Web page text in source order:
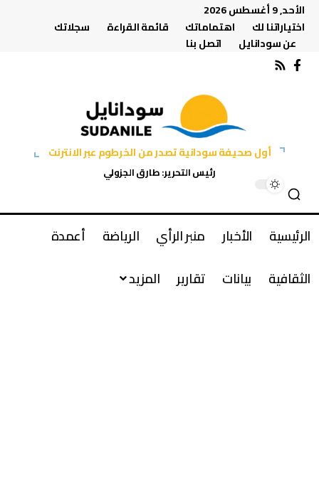
الأحد, 9 أغسطس 2026
اختياراتنا لك
اهتماماتك قائمة القراءة
سجلاتك
عن سودانايل
اتصل بنا
أول صحيفة سودانية تصدر من الخرطوم عبر الانترنت
رئيس التحرير: طارق الجزولي
الرئيسية الأخبار منبر الرأي الرياضة
أعمدة
الثقافية
بيانات تقارير المزيد